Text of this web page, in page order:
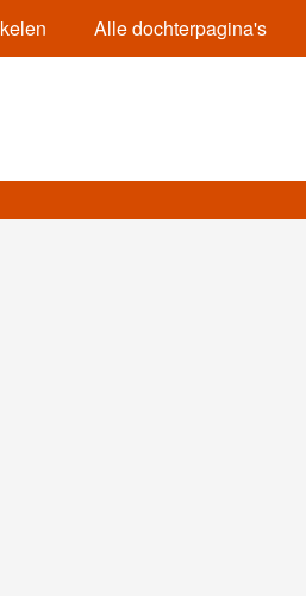
Alle dochterpagina's